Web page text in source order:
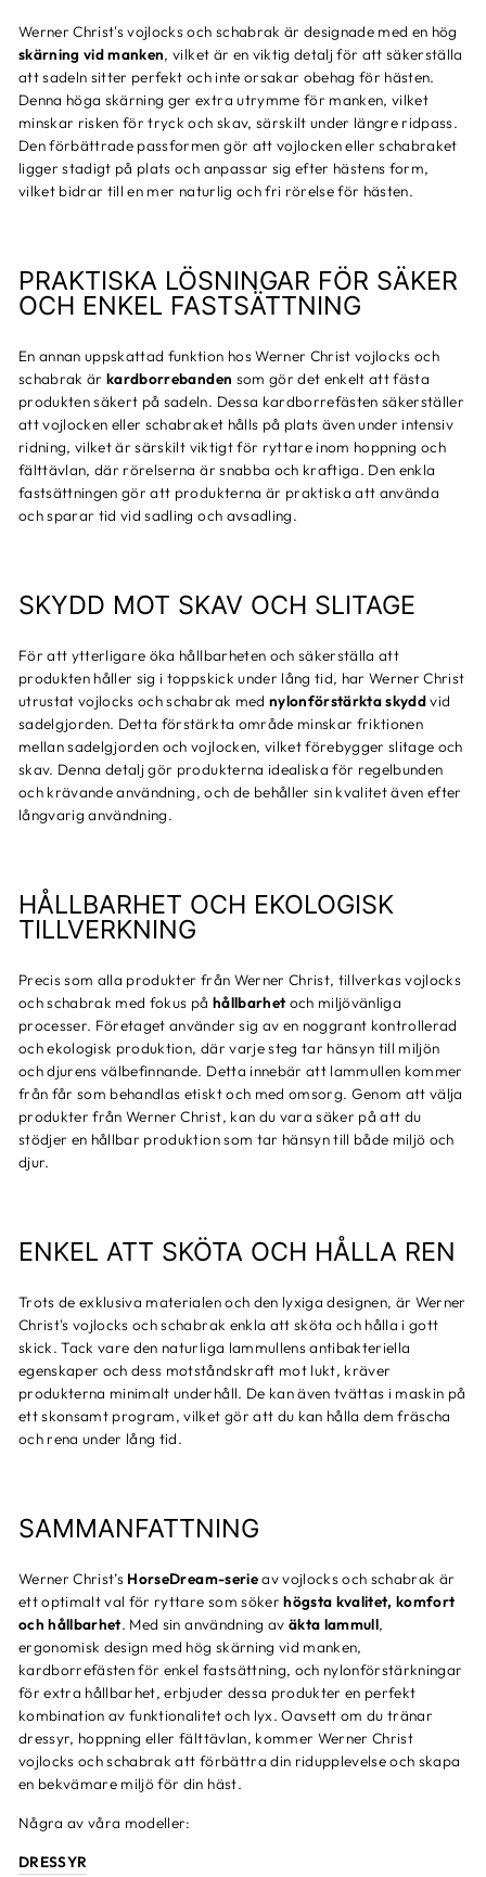
Werner Christ's vojlocks och schabrak är designade med en hög
skärning vid manken, vilket är en viktig detalj för att säkerställa
att sadeln sitter perfekt och inte orsakar obehag för hästen.
Denna höga skärning ger extra utrymme för manken, vilket
minskar risken för tryck och skav, särskilt under längre ridpass.
Den förbättrade passformen gör att vojlocken eller schabraket
ligger stadigt på plats och anpassar sig efter hästens form,
vilket bidrar till en mer naturlig och fri rörelse för hästen.
PRAKTISKA LÖSNINGAR FÖR SÄKER
OCH ENKEL FASTSÄTTNING
En annan uppskattad funktion hos Werner Christ vojlocks och
schabrak ärkardborrebanden som gör det enkelt att fästa
produkten säkert på sadeln. Dessa kardborrefästen säkerställer
att vojlocken eller schabraket hålls på plats även under intensiv
ridning, vilket är särskilt viktigt för ryttare inom hoppning och
fälttävlan, där rörelserna är snabba och kraftiga. Den enkla
fastsättningen gör att produkterna är praktiska att använda
och sparar tid vid sadling och avsadling.
SKYDD MOT SKAV OCH SLITAGE
För att ytterligare öka hållbarheten och säkerställa att
produkten håller sig i toppskick under lång tid, har Werner Christ
utrustat vojlocks och schabrak med nylonförstärkta skyddvid
sadelgjorden. Detta förstärkta område minskar friktionen
mellan sadelgjorden och vojlocken, vilket förebygger slitage och
skav. Denna detalj gör produkterna idealiska för regelbunden
och krävande användning, och de behåller sin kvalitet även efter
långvarig användning.
HÅLLBARHET OCH EKOLOGISK
TILLVERKNING
Precis som alla produkter från Werner Christ, tillverkas vojlocks
och schabrak med fokus på hållbarhet och miljövänliga
processer. Företaget använder sig av en noggrant kontrollerad
och ekologisk produktion, där varje steg tar hänsyn till miljön
och djurens välbefinnande. Detta innebär att lammullen kommer
från får som behandlas etiskt och med omsorg. Genom att välja
produkter från Werner Christ, kan du vara säker på att du
stödjer en hållbar produktion som tar hänsyn till både miljö och
djur.
ENKEL ATT SKÖTA OCH HÅLLA REN
Trots de exklusiva materialen och den lyxiga designen, är Werner
Christ's vojlocks och schabrak enkla att sköta och hålla i gott
skick. Tack vare den naturliga lammullens antibakteriella
egenskaper och dess motståndskraft mot lukt, kräver
produkterna minimalt underhåll. De kan även tvättas i maskin på
ett skonsamt program, vilket gör att du kan hålla dem fräscha
och rena under lång tid.
SAMMANFATTNING
Werner Christ’s HorseDream-serieav vojlocks och schabrak är
ett optimalt val för ryttare som sökerhögsta kvalitet, komfort
och hållbarhet. Med sin användning av äkta lammull,
ergonomisk design med hög skärning vid manken,
kardborrefästen för enkel fastsättning, och nylonförstärkningar
för extra hållbarhet, erbjuder dessa produkter en perfekt
kombination av funktionalitet och lyx. Oavsett om du tränar
dressyr, hoppning eller fälttävlan, kommer Werner Christ
vojlocks och schabrak att förbättra din ridupplevelse och skapa
en bekvämare miljö för din häst.
Några av våra modeller:
DRESSYR